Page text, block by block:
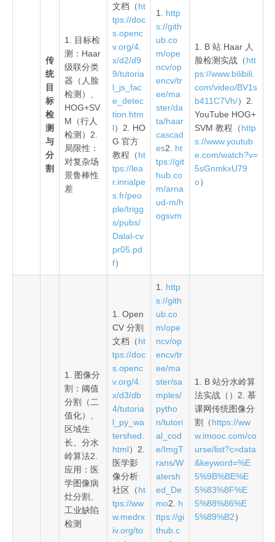
传
统
目
标
检
测
与
分
割
1. 目标检
测：Haar
级联分类
器（人脸
检测）、
HOG+SV
M（行人
检测）2.
局限性：
对复杂场
景鲁棒性
差
文档（ht
tps://doc
s.openc
v.org/4.
x/d2/d9
9/tutoria
l_js_fac
e_detec
tion.htm
l）2. HO
G 官方
教程（ht
tps://lea
r.inrialpe
s.fr/peo
ple/trigg
s/pubs/
Dalal-cv
pr05.pd
f）
1. http
s://gith
ub.co
m/ope
ncv/op
encv/tr
ee/ma
ster/da
ta/haar
cascad
es2. ht
tps://git
hub.co
m/arna
ud-m/h
ogsvm
1. B 站 Haar 人
脸检测实战（htt
ps://www.bilibili.
com/video/BV1s
b411C7Vh/）2.
YouTube HOG+
SVM 教程（http
s://www.youtub
e.com/watch?v=
5sGnmkxU79
o）
1. 图像分
割：阈值
分割（二
值化）、
区域生
长、分水
岭算法2.
应用：医
学图像病
灶分割、
工业缺陷
检测
1. Open
CV 分割
文档（ht
tps://doc
s.openc
v.org/4.
x/d3/db
4/tutoria
l_py_wa
tershed.
html）2.
医学影
像分析
社区（ht
tps://ww
w.medrx
iv.org/to
1. http
s://gith
ub.co
m/ope
ncv/op
encv/tr
ee/ma
ster/sa
mples/
pytho
n/tutori
al_cod
e/ImgT
rans/W
atersh
ed_De
mo2. h
ttps://gi
thub.c
1. B 站分水岭算
法实战（）2. 慕
课网传统图像分
割（https://ww
w.imooc.com/co
urse/list?c=data
&keyword=%E
5%9B%BE%E
5%83%8F%E
5%88%86%E
5%89%B2）